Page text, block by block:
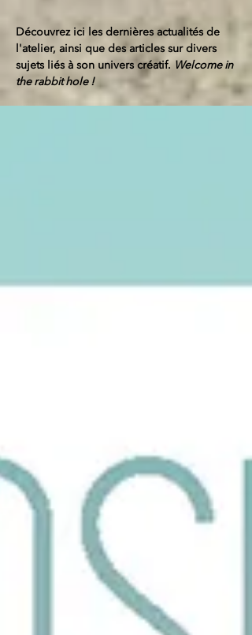
Découvrez ici les dernières actualités de
l'atelier, ainsi que des articles sur divers
sujets liés à son univers créatif.Welcome in
the rabbit hole !